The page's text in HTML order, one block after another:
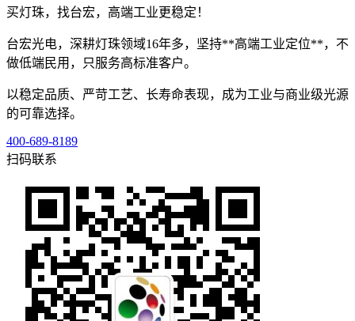
买灯珠，找台宏，高端工业更稳定！
台宏光电，深耕灯珠领域16年多，坚持**高端工业定位**，不
做低端民用，只服务高标准客户。
以稳定品质、严苛工艺、长寿命表现，成为工业与商业级光源
的可靠选择。
400-689-8189
扫码联系